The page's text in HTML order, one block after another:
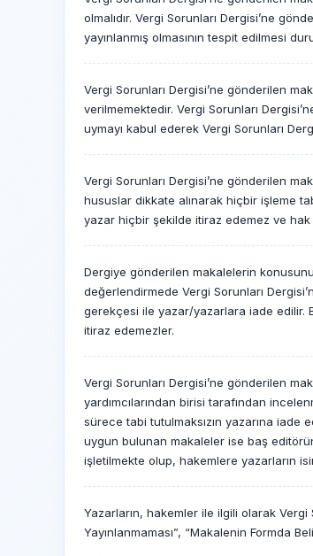
olmalıdır. Vergi Sorunları Dergisi’ne
yayınlanmış olmasının tespit edilmesi
Vergi Sorunları Dergisi’ne gönderilen
verilmemektedir. Vergi Sorunları
uymayı kabul ederek Vergi Sorunları
Vergi Sorunları Dergisi’ne gönderilen
hususlar dikkate alınarak hiçbir işleme
yazar hiçbir şekilde itiraz edemez ve hak
Dergiye gönderilen makalelerin
değerlendirmede Vergi Sorunları
gerekçesi ile yazar/yazarlara iade edilir.
itiraz edemezler.
Vergi Sorunları Dergisi’ne gönderilen
yardımcılarından birisi tarafından
sürece tabi tutulmaksızın yazarına iade
uygun bulunan makaleler ise baş
işletilmekte olup, hakemlere yazarların
Yazarların, hakemler ile ilgili olarak Vergi
Yayınlanmaması”, “Makalenin Formda